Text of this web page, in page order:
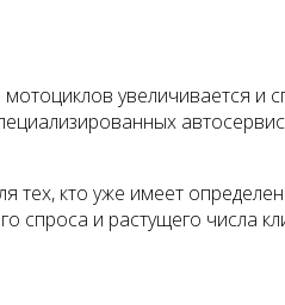
увеличивается и
тех, кто уже имеет
спроса и растущего числа